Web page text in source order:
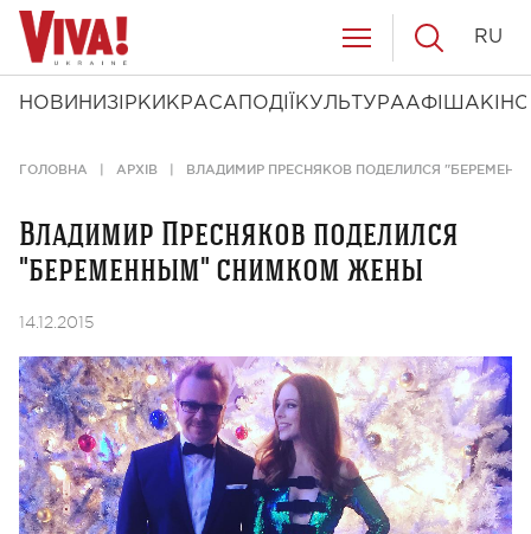
НОВИНИ ЗІРКИ КРАСА ПОДІЇ КУЛЬТУРААФІША КІНО
RU
ГОЛОВНА АРХІВ ВЛАДИМИР ПРЕСНЯКОВ ПОДЕЛИЛСЯ
Владимир Пресняков поделился
"беременным" снимком жены
14.12.2015